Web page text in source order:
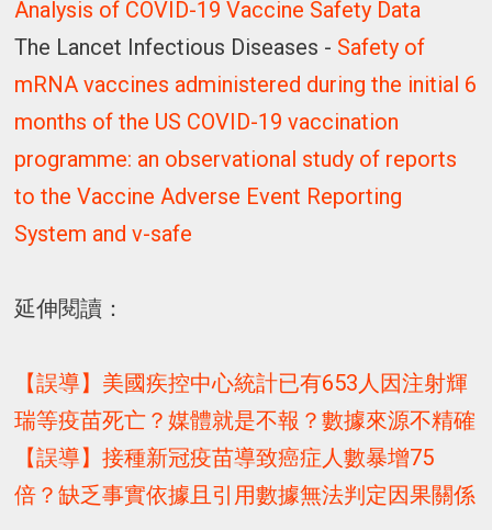
Analysis of COVID-19 Vaccine Safety Data
The Lancet Infectious Diseases - Safety of
mRNA vaccines administered during the initial 6
months of the US COVID-19 vaccination
programme: an observational study of reports
to the Vaccine Adverse Event Reporting
System and v-safe
延伸閱讀：
【誤導】美國疾控中心統計已有653人因注射輝
瑞等疫苗死亡？媒體就是不報？數據來源不精確
【誤導】接種新冠疫苗導致癌症人數暴增75
倍？缺乏事實依據且引用數據無法判定因果關係